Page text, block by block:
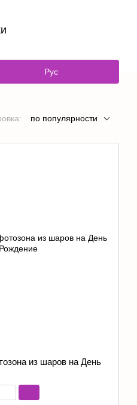
Рус
по популярности
из шаров на День